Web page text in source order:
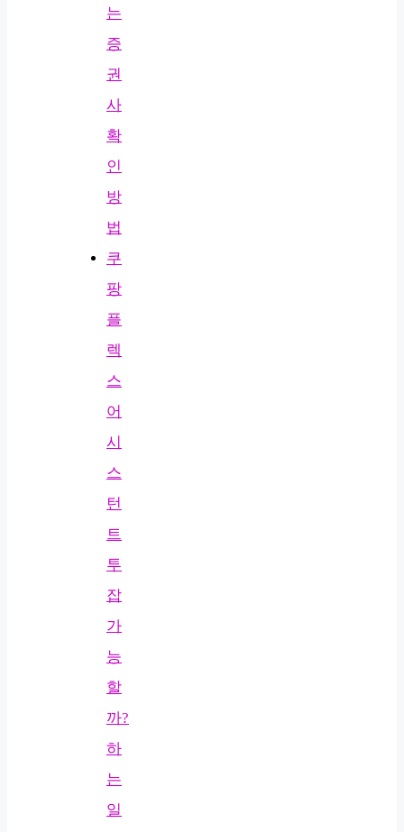
는
증
권
사
확
인
방
법
쿠
팡
플
렉
스
어
시
스
턴
트
투
잡
가
능
할
까?
하
는
일